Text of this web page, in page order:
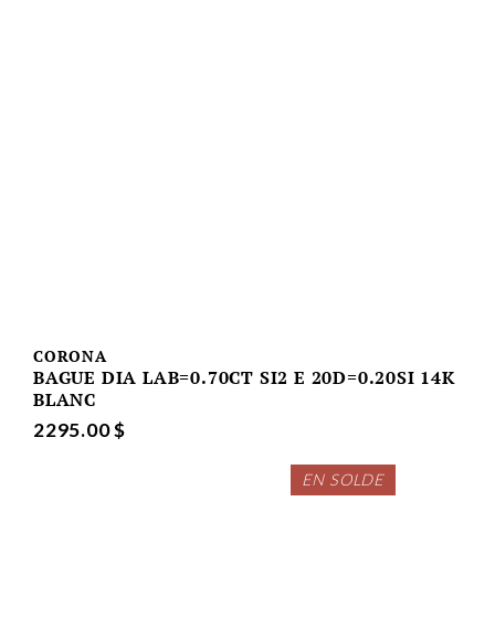
CORONA
BAGUE DIA LAB=0.70CT SI2 E 20D=0.20SI 14K
BLANC
2295.00 $
EN SOLDE